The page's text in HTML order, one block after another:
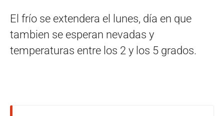
El frío se extendera el lunes, día en que
tambien se esperan nevadas y
temperaturas entre los 2 y los 5 grados.